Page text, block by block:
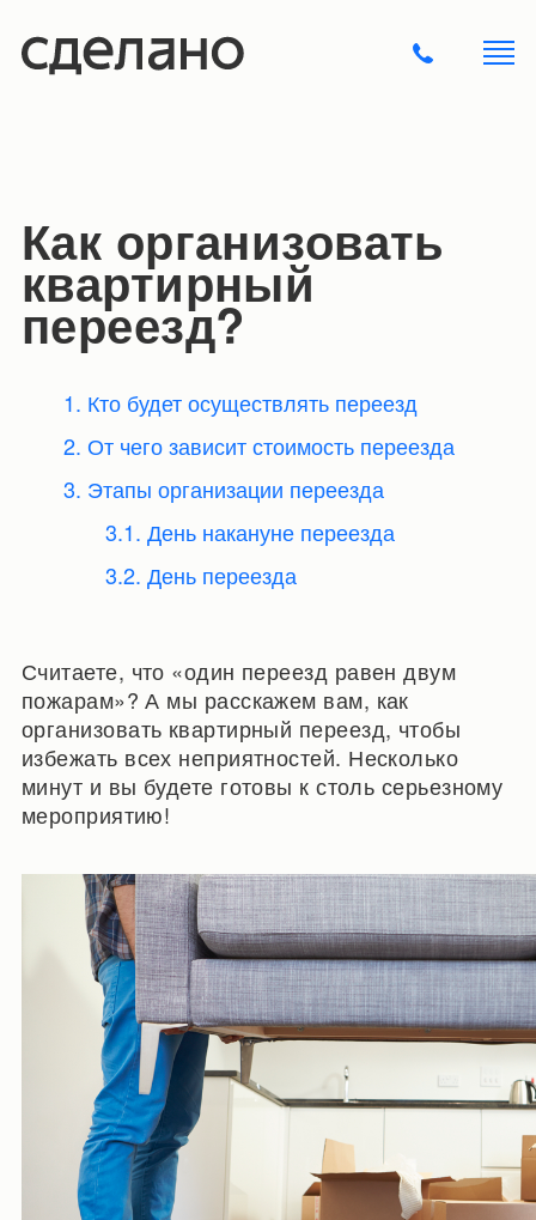
Как организовать
квартирный
переезд?
1. Кто будет осуществлять переезд
2. От чего зависит стоимость переезда
3. Этапы организации переезда
3.1. День накануне переезда
3.2. День переезда
Считаете, что «один переезд равен двум
пожарам»? А мы расскажем вам, как
организовать квартирный переезд, чтобы
избежать всех неприятностей. Несколько
минут и вы будете готовы к столь серьезному
мероприятию!